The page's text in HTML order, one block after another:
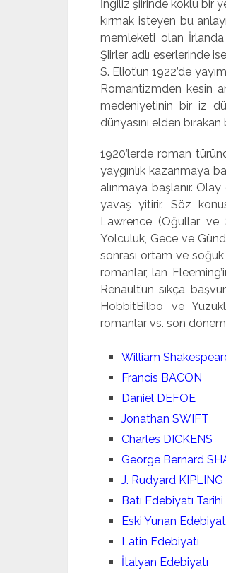
İngiliz şiirinde köklü bir
kırmak isteyen bu
memleketi olan
Şiirler adlı eserlerinde
S. Eliot’un 1922’de
Romantizmden kesin
medeniyetinin bir iz
dünyasını elden bırakan
1920’lerde roman
yaygınlık kazanmaya
alınmaya başlanır.
yavaş yitirir. Söz
Lawrence (Oğullar ve
Yolculuk, Gece ve
sonrası ortam ve soğuk
romanlar, lan
Renault’un sıkça
HobbitBilbo ve
romanlar vs. son
William
Francis BACON
Daniel DEFOE
Jonathan SWIFT
Charles DICKENS
George Bernard
J. Rudyard KIPLING
Batı Edebiyatı Tarihi
Eski Yunan
Latin Edebiyatı
İtalyan Edebiyatı